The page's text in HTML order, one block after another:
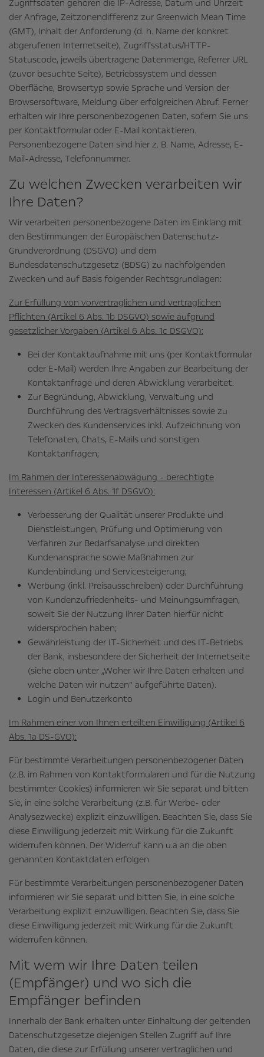
Zugriffsdaten gehören die IP-Adresse, Datum und Uhrzeit
der Anfrage, Zeitzonendifferenz zur Greenwich Mean Time
(GMT), Inhalt der Anforderung (d. h. Name der konkret
abgerufenen Internetseite), Zugriffsstatus/HTTP-
Statuscode, jeweils übertragene Datenmenge, Referrer URL
(zuvor besuchte Seite), Betriebssystem und dessen
Oberfläche, Browsertyp sowie Sprache und Version der
Browsersoftware, Meldung über erfolgreichen Abruf. Ferner
erhalten wir Ihre personenbezogenen Daten, sofern Sie uns
per Kontaktformular oder E-Mail kontaktieren.
Personenbezogene Daten sind hier z. B. Name, Adresse, E-
Mail-Adresse, Telefonnummer.
Zu welchen Zwecken verarbeiten wir
Ihre Daten?
Wir verarbeiten personenbezogene Daten im Einklang mit
den Bestimmungen der Europäischen Datenschutz-
Grundverordnung (DSGVO) und dem
Bundesdatenschutzgesetz (BDSG) zu nachfolgenden
Zwecken und auf Basis folgender Rechtsgrundlagen:
Zur Erfüllung von vorvertraglichen und vertraglichen
Pflichten (Artikel 6 Abs. 1b DSGVO) sowie aufgrund
gesetzlicher Vorgaben (Artikel 6 Abs. 1c DSGVO):
Bei der Kontaktaufnahme mit uns (per Kontaktformular
oder E-Mail) werden Ihre Angaben zur Bearbeitung der
Kontaktanfrage und deren Abwicklung verarbeitet.
Zur Begründung, Abwicklung, Verwaltung und
Durchführung des Vertragsverhältnisses sowie zu
Zwecken des Kundenservices inkl. Aufzeichnung von
Telefonaten, Chats, E-Mails und sonstigen
Kontaktanfragen;
Im Rahmen der Interessenabwägung - berechtigte
Interessen (Artikel 6 Abs. 1f DSGVO):
Verbesserung der Qualität unserer Produkte und
Dienstleistungen, Prüfung und Optimierung von
Verfahren zur Bedarfsanalyse und direkten
Kundenansprache sowie Maßnahmen zur
Kundenbindung und Servicesteigerung;
Werbung (inkl. Preisausschreiben) oder Durchführung
von Kundenzufriedenheits- und Meinungsumfragen,
soweit Sie der Nutzung Ihrer Daten hierfür nicht
widersprochen haben;
Gewährleistung der IT-Sicherheit und des IT-Betriebs
der Bank, insbesondere der Sicherheit der Internetseite
(siehe oben unter „Woher wir Ihre Daten erhalten und
welche Daten wir nutzen“ aufgeführte Daten).
Login und Benutzerkonto
Im Rahmen einer von Ihnen erteilten Einwilligung (Artikel 6
Abs. 1a DS-GVO):
Für bestimmte Verarbeitungen personenbezogener Daten
(z.B. im Rahmen von Kontaktformularen und für die Nutzung
bestimmter Cookies) informieren wir Sie separat und bitten
Sie, in eine solche Verarbeitung (z.B. für Werbe- oder
Analysezwecke) explizit einzuwilligen. Beachten Sie, dass Sie
diese Einwilligung jederzeit mit Wirkung für die Zukunft
widerrufen können. Der Widerruf kann u.a an die oben
genannten Kontaktdaten erfolgen.
Für bestimmte Verarbeitungen personenbezogener Daten
informieren wir Sie separat und bitten Sie, in eine solche
Verarbeitung explizit einzuwilligen. Beachten Sie, dass Sie
diese Einwilligung jederzeit mit Wirkung für die Zukunft
widerrufen können.
Mit wem wir Ihre Daten teilen
(Empfänger) und wo sich die
Empfänger befinden
Innerhalb der Bank erhalten unter Einhaltung der geltenden
Datenschutzgesetze diejenigen Stellen Zugriff auf Ihre
Daten, die diese zur Erfüllung unserer vertraglichen und